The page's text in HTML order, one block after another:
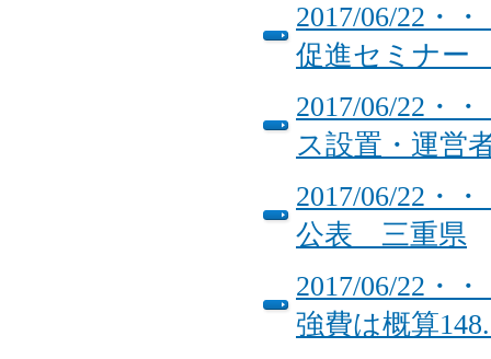
2017/06/22・
促進セミナ
2017/06/22・
ス設置・運営
2017/06/22・
公表 三重県
2017/06/22・
強費は概算